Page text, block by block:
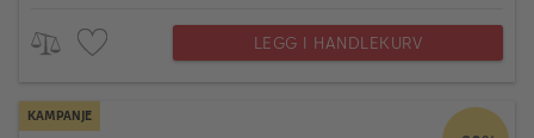
LEGG I HANDLEKURV
KAMPANJE